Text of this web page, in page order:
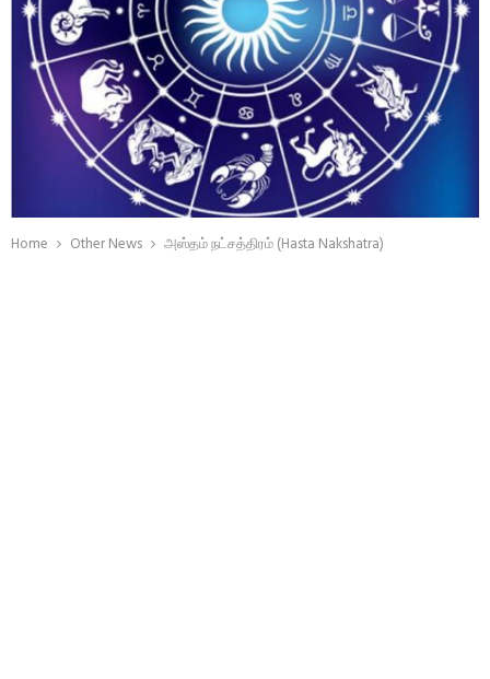
Home Other News அஸ்தம் நட்சத்திரம் (Hasta Nakshatra)